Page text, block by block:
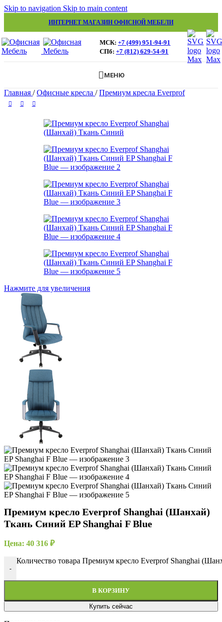
Skip to navigation Skip to main content
ИНТЕРНЕТ МАГАЗИН ОФИСНОЙ МЕБЕЛИ
МСК: +7 (499) 951-94-91
СПб: +7 (812) 629-54-91
МЕНЮ
Главная / Офисные кресла / Премиум кресла Everprof
Нажмите для увеличения
Премиум кресло Everprof Shanghai (Шанхай)
Ткань Синий EP Shanghai F Blue
Цена: 40 316 ₽
-
Количество товара Премиум кресло Everprof Shanghai
В КОРЗИНУ
Купить сейчас